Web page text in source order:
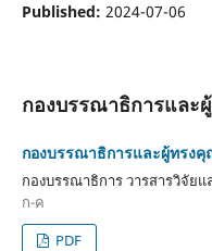
Published: 2024-07-06
กองบรรณาธิการแล
กองบรรณาธิการและผู้ทรง
กองบรรณาธิการ วารสารวิจัย
ก-ค
PDF